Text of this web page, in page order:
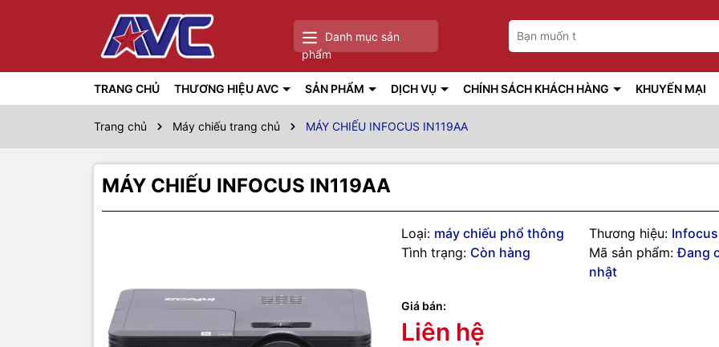
Danh mục sản
phẩm
TRANG CHỦ THƯƠNG HIỆU AVC SẢN PHẨM DỊCH VỤ CHÍNH SÁCH KHÁCH HÀNG KHUYẾN MẠI
Trang chủ Máy chiếu trang chủ MÁY CHIẾU INFOCUS IN119AA
MÁY CHIẾU INFOCUS IN119AA
Loại: máy chiếu phổ thông Thương hiệu: Infocus
Tình trạng: Còn hàng Mã sản phẩm: Đang
nhật
Giá bán:
Liên hệ